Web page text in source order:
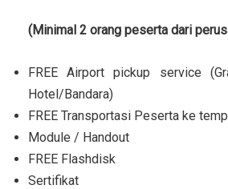
(Minimal 2 orang peserta dari
FREE Airport pickup service
Hotel/Bandara)
FREE Transportasi Peserta ke
Module / Handout
FREE Flashdisk
Sertifikat